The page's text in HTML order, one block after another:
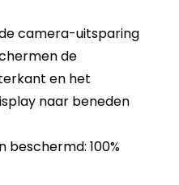
camera-uitsparing
de
en het
naar beneden
beschermd: 100%